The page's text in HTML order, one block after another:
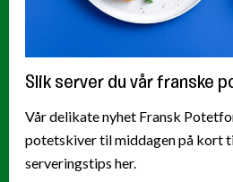
Slik server du vår franske
Vår delikate nyhet Fransk
potetskiver til middagen på kort
serveringstips her.